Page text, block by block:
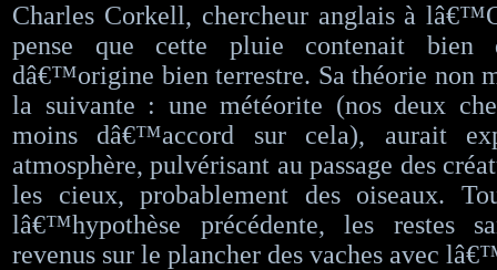
Charles Corkell, chercheur anglais à
pense que cette pluie contenait bien
dâ€™origine bien terrestre. Sa théorie non
la suivante : une météorite (nos deux
moins dâ€™accord sur cela), aurait
atmosphère, pulvérisant au passage des
les cieux, probablement des oiseaux.
lâ€™hypothèse précédente, les restes
revenus sur le plancher des vaches avec